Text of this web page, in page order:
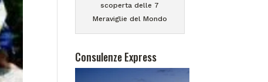
scoperta delle 7
Meraviglie del Mondo
Consulenze Express